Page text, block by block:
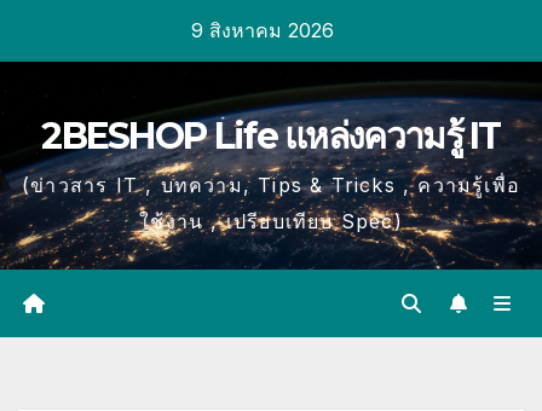
content
9 สิงหาคม 2026
2BESHOP Life แหล่งความรู้ IT
(ข่าวสาร IT , บทความ, Tips & Tricks , ความรู้เพื่อ
ใช้งาน , เปรียบเทียบ Spec)